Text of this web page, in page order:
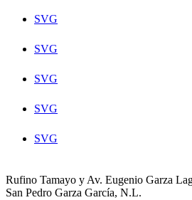
SVG
SVG
SVG
SVG
SVG
Rufino Tamayo y Av. Eugenio Garza
San Pedro Garza García, N.L.